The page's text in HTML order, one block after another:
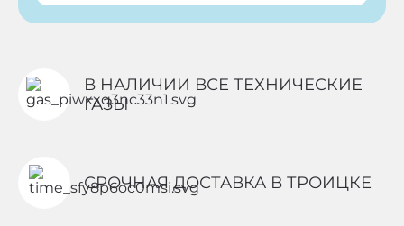
В НАЛИЧИИ ВСЕ ТЕХНИЧЕСКИЕ
ГАЗЫ
СРОЧНАЯ ДОСТАВКА В ТРОИЦКЕ